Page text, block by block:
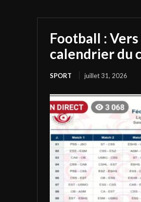
Football :
calendrier du
SPORT juillet 31, 2026